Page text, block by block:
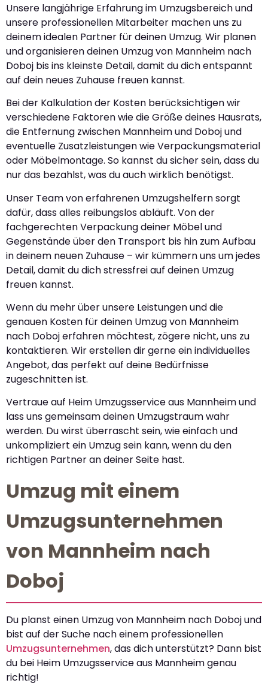
Unsere langjährige Erfahrung im Umzugsbereich und
unsere professionellen Mitarbeiter machen uns zu
deinem idealen Partner für deinen Umzug. Wir planen
und organisieren deinen Umzug von Mannheim nach
Doboj bis ins kleinste Detail, damit du dich entspannt
auf dein neues Zuhause freuen kannst.
Bei der Kalkulation der Kosten berücksichtigen wir
verschiedene Faktoren wie die Größe deines Hausrats,
die Entfernung zwischen Mannheim und Doboj und
eventuelle Zusatzleistungen wie Verpackungsmaterial
oder Möbelmontage. So kannst du sicher sein, dass du
nur das bezahlst, was du auch wirklich benötigst.
Unser Team von erfahrenen Umzugshelfern sorgt
dafür, dass alles reibungslos abläuft. Von der
fachgerechten Verpackung deiner Möbel und
Gegenstände über den Transport bis hin zum Aufbau
in deinem neuen Zuhause – wir kümmern uns um jedes
Detail, damit du dich stressfrei auf deinen Umzug
freuen kannst.
Wenn du mehr über unsere Leistungen und die
genauen Kosten für deinen Umzug von Mannheim
nach Doboj erfahren möchtest, zögere nicht, uns zu
kontaktieren. Wir erstellen dir gerne ein individuelles
Angebot, das perfekt auf deine Bedürfnisse
zugeschnitten ist.
Vertraue auf Heim Umzugsservice aus Mannheim und
lass uns gemeinsam deinen Umzugstraum wahr
werden. Du wirst überrascht sein, wie einfach und
unkompliziert ein Umzug sein kann, wenn du den
richtigen Partner an deiner Seite hast.
Umzug mit einem
Umzugsunternehmen
von Mannheim nach
Doboj
Du planst einen Umzug von Mannheim nach Doboj und
bist auf der Suche nach einem professionellen
Umzugsunternehmen, das dich unterstützt? Dann bist
du bei Heim Umzugsservice aus Mannheim genau
richtig!